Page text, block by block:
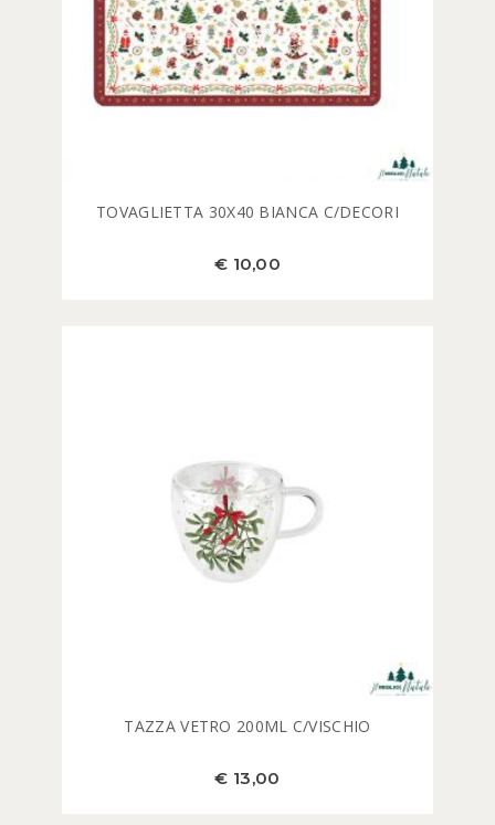
TOVAGLIETTA 30X40 BIANCA C/DECORI
€ 10,00
TAZZA VETRO 200ML C/VISCHIO
€ 13,00